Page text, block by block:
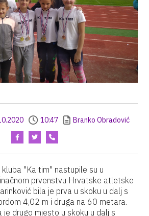
10:47 Branko Obradović
"Ka tim" nastupile su u
prvenstvu Hrvatske atletske
bila je prva u skoku u dalj s
4,02 m i druga na 60 metara.
je drugo mjesto u skoku u dalj s